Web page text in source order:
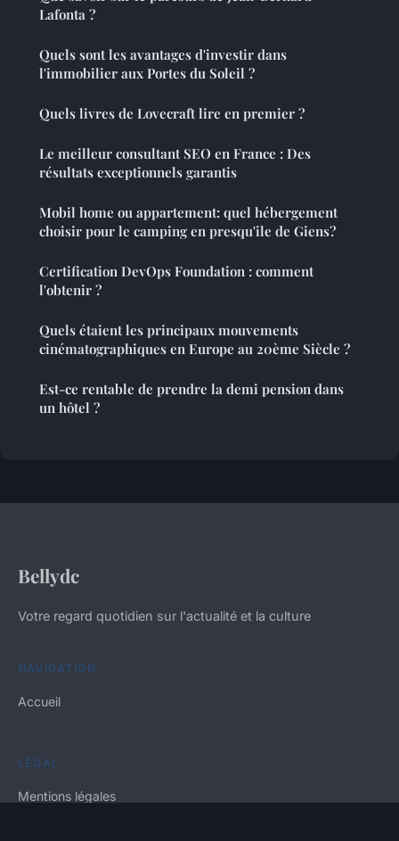
Lafonta ?
Quels sont les avantages d'investir dans
l'immobilier aux Portes du Soleil ?
Quels livres de Lovecraft lire en premier ?
Le meilleur consultant SEO en France : Des
résultats exceptionnels garantis
Mobil home ou appartement: quel hébergement
choisir pour le camping en presqu'ile de Giens?
Certification DevOps Foundation : comment
l'obtenir ?
Quels étaient les principaux mouvements
cinématographiques en Europe au 20ème Siècle ?
Est-ce rentable de prendre la demi pension dans
un hôtel ?
Bellydc
Votre regard quotidien sur l'actualité et la culture
NAVIGATION
Accueil
LÉGAL
Mentions légales